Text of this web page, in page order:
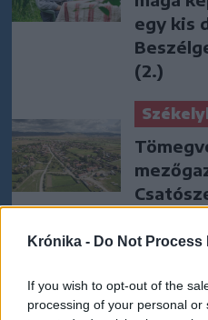
Krónika - Do Not
If you wish to opt-out of the
processing of your personal
egy kis
(2.)
akiket